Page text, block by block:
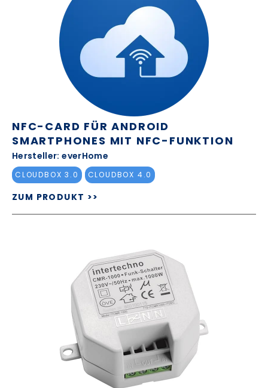
NFC-CARD FÜR ANDROID
SMARTPHONES MIT NFC-FUNKTION
Hersteller: everHome
CLOUDBOX 3.0 CLOUDBOX 4.0
ZUM PRODUKT >>